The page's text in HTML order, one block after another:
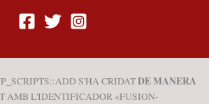
S'HA CRIDATDE MANERA
AMB L'IDENTIFICADOR «FUSION-